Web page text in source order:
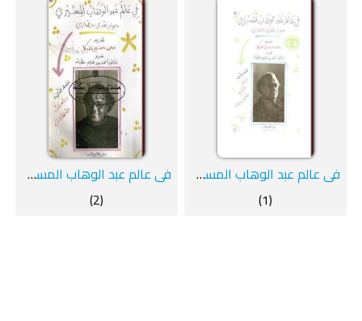
فى عالم عبد الوهاب المسيري : حوار نقدي حضاري : المجلد الأول
(1)
فى عالم عبد الوهاب المسيري : حوار نقدي حضاري : المجلد الثاني
(2)